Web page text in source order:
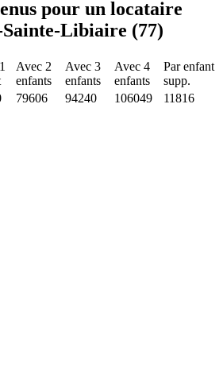
pour un locataire
Libiaire (77)
Avec 2
enfants
Avec 3
enfants
Avec 4
enfants
Par enfant
supp.
79606 94240 106049 11816